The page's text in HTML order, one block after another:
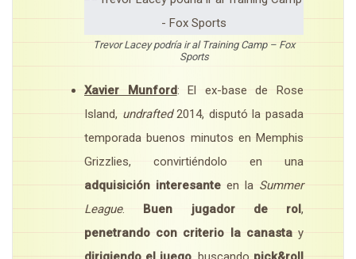
Trevor Lacey podría ir al Training Camp – Fox
Sports
Xavier Munford: El ex-base de Rose
Island, undrafted2014, disputó la pasada
temporada buenos minutos en Memphis
Grizzlies, convirtiéndolo en una
adquisición interesante en la Summer
League. Buen jugador de rol ,
penetrando con criterio
la canastay